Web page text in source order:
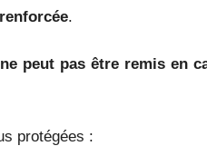
.
peut pas être remis en
protégées :